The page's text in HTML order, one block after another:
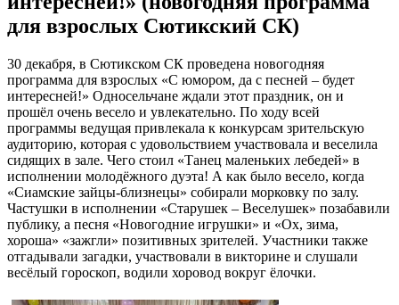
для взрослых Сютикский СК)
30 декабря, в Сютикском СК проведена новогодняя
программа для взрослых «С юмором, да с песней – будет
интересней!» Односельчане ждали этот праздник, он и
прошёл очень весело и увлекательно. По ходу всей
программы ведущая привлекала к конкурсам зрительскую
аудиторию, которая с удовольствием участвовала и веселила
сидящих в зале. Чего стоил «Танец маленьких лебедей» в
исполнении молодёжного дуэта! А как было весело, когда
«Сиамские зайцы-близнецы» собирали морковку по залу.
Частушки в исполнении «Старушек – Веселушек» позабавили
публику, а песня «Новогодние игрушки» и «Ох, зима,
хороша» «зажгли» позитивных зрителей. Участники также
отгадывали загадки, участвовали в викторине и слушали
весёлый гороскоп, водили хоровод вокруг ёлочки.